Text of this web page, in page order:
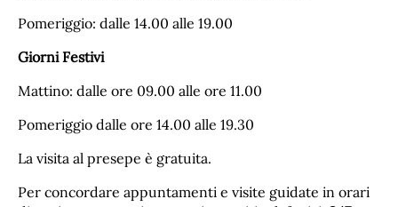
Pomeriggio: dalle 14.00 alle 19.00
Giorni Festivi
Mattino: dalle ore 09.00 alle ore 11.00
Pomeriggio dalle ore 14.00 alle 19.30
La visita al presepe è gratuita.
Per concordare appuntamenti e visite guidate in orari